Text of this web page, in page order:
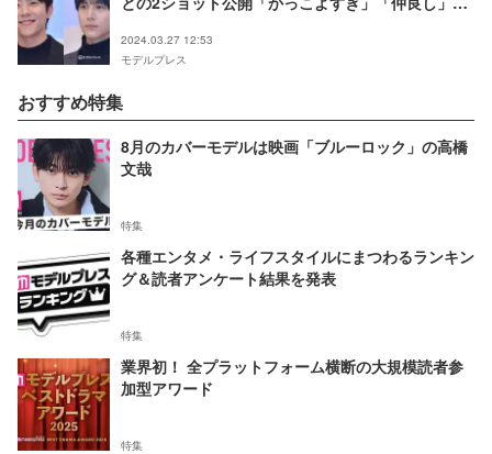
2024.03.27 12:53
モデルプレス
おすすめ特集
8月のカバーモデルは映画「ブルーロック」の高橋
文哉
特集
各種エンタメ・ライフスタイルにまつわるランキン
グ＆読者アンケート結果を発表
特集
業界初！ 全プラットフォーム横断の大規模読者参
加型アワード
特集